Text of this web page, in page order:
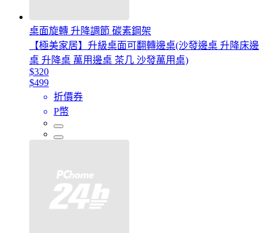
桌面旋轉 升降調節 碳素鋼架
【極美家居】升級桌面可翻轉邊桌(沙發邊桌 升降床邊
桌 升降桌 萬用邊桌 茶几 沙發萬用桌)
$320
$499
折價券
P幣